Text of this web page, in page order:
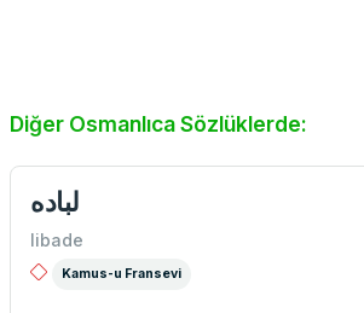
Diğer Osmanlıca Sözlüklerde:
لباده
libade
Kamus-u Fransevi